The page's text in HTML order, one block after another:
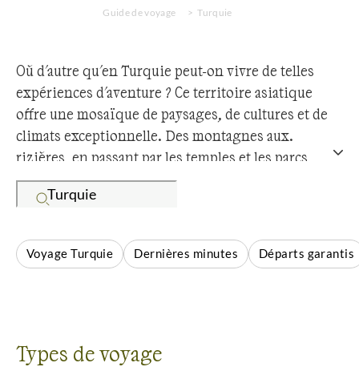
Guide de voyage Turquie
Où d'autre qu'en Turquie peut-on vivre de telles
expériences d'aventure ? Ce territoire asiatique
offre une mosaïque de paysages, de cultures et de
climats exceptionnelle. Des montagnes aux
rizières, en passant par les temples et les parcs
nationaux, la région déploie une diversité
géographique unique. Que vous souhaitiez faire du
la faune ou de l'exploration, cette destination vous
garantit des aventures transformatrices. La richesse
Voyage Turquie Dernières minutes Départs garantis
Types de voyage